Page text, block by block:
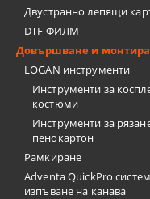
Двустранно лепящи
DTF ФИЛМ
Довършване и
LOGAN инструменти
Инструменти за
костюми
Инструменти за
пенокартон
Рамкиране
Adventa QuickPro
изпъване на канава